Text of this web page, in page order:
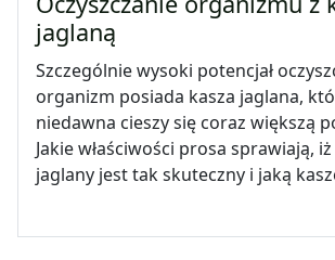
jaglaną
Szczególnie wysoki potencjał
organizm posiada kasza jaglana,
niedawna cieszy się coraz większą
Jakie właściwości prosa sprawiają,
jaglany jest tak skuteczny i jaką